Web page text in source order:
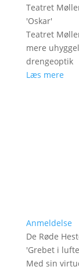
Teatret
'Oskar'
Teatret
mere
drengeoptik
Læs mere
Anmeldelse
De Røde
'Grebet i
Med sin